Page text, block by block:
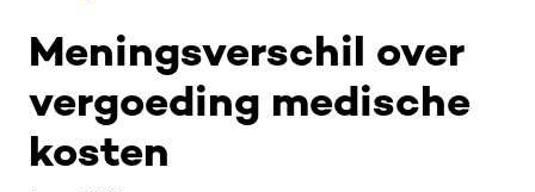
Meningsverschil over
vergoeding medische
kosten